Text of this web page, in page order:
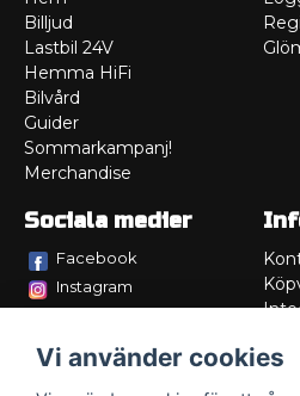
Billjud
Lastbil 24V
Hemma HiFi
Bilvård
Guider
Sommarkampanj!
Merchandise
Sociala medier
Facebook
Instagram
Vi använder cookies